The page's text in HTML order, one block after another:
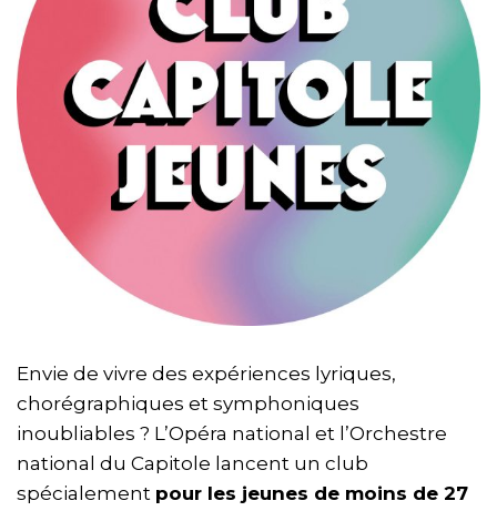
Envie de vivre des expériences lyriques,
chorégraphiques et symphoniques
inoubliables ? L’Opéra national et l’Orchestre
national du Capitole lancent un club
spécialement pour les jeunes de moins de 27